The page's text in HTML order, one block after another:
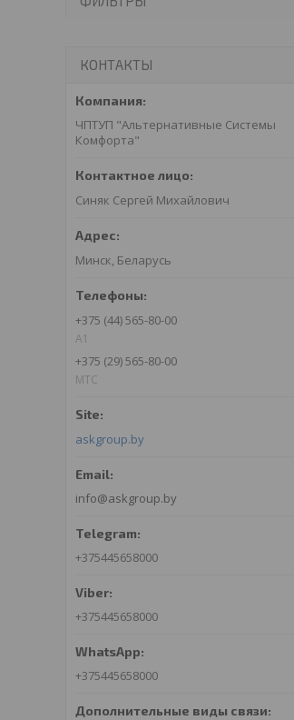
КОНТАКТЫ
ЧПТУП "Альтернативные Системы
Комфорта"
Синяк Сергей Михайлович
Минск, Беларусь
+375 (44) 565-80-00
A1
+375 (29) 565-80-00
МТС
askgroup.by
info@askgroup.by
+375445658000
+375445658000
+375445658000